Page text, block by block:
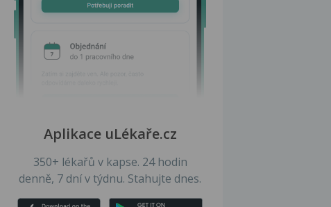
Aplikace uLékaře.cz
350+ lékařů v kapse. 24 hodin
denně, 7 dní v týdnu. Stahujte dnes.